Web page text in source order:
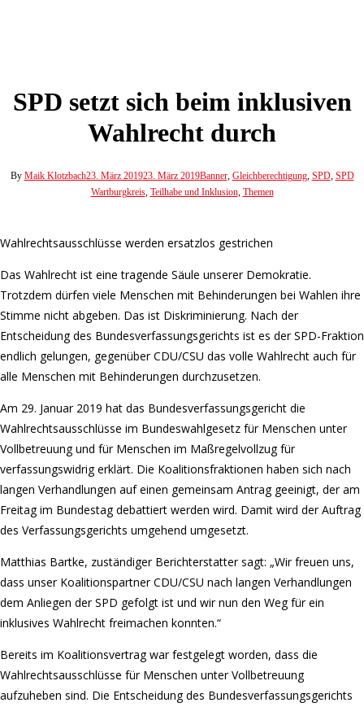
SPD setzt sich beim inklusiven
Wahlrecht durch
By Maik Klotzbach23. März 201923. März 2019Banner, Gleichberechtigung, SPD, SPD
Wartburgkreis, Teilhabe und Inklusion, Themen
Wahlrechtsausschlüsse werden ersatzlos gestrichen
Das Wahlrecht ist eine tragende Säule unserer Demokratie.
Trotzdem dürfen viele Menschen mit Behinderungen bei Wahlen ihre
Stimme nicht abgeben. Das ist Diskriminierung. Nach der
Entscheidung des Bundesverfassungsgerichts ist es der SPD-Fraktion
endlich gelungen, gegenüber CDU/CSU das volle Wahlrecht auch für
alle Menschen mit Behinderungen durchzusetzen.
Am 29. Januar 2019 hat das Bundesverfassungsgericht die
Wahlrechtsausschlüsse im Bundeswahlgesetz für Menschen unter
Vollbetreuung und für Menschen im Maßregelvollzug für
verfassungswidrig erklärt. Die Koalitionsfraktionen haben sich nach
langen Verhandlungen auf einen gemeinsam Antrag geeinigt, der am
Freitag im Bundestag debattiert werden wird. Damit wird der Auftrag
des Verfassungsgerichts umgehend umgesetzt.
Matthias Bartke, zuständiger Berichterstatter sagt: „Wir freuen uns,
dass unser Koalitionspartner CDU/CSU nach langen Verhandlungen
dem Anliegen der SPD gefolgt ist und wir nun den Weg für ein
inklusives Wahlrecht freimachen konnten.“
Bereits im Koalitionsvertrag war festgelegt worden, dass die
Wahlrechtsausschlüsse für Menschen unter Vollbetreuung
aufzuheben sind. Die Entscheidung des Bundesverfassungsgerichts